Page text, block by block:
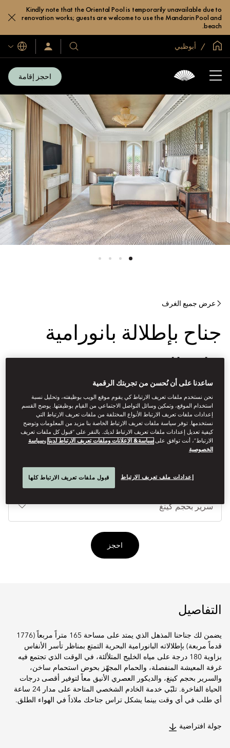
Kindly note that the Oriental Pool is temporarily unavailable due to
renovation works; guests are welcome to use the Mandarin Pool and
beach.
الصفحة الرئيسية العالمية
أبوظبي
فنادقنا
ومنتجعاتنا
سجّل
الدخول/
اللغات
احجز إقامة
عرض جميع الغرف
جناح بإطلالة بانورامية
على البحر
يوفر هذا الجناح الخاص، الذي يُعدّ أحد أفخم أماكن الإقامة في الإمارات،
إطلالات على البحر تحبس الأنفاس بزاوية 180 درجة، وجاكوزي، وخدمة
الخادم الشخصي المتاحة على مدار 24 ساعة. استمتع بامتيازات حصرية،
تشمل إفطاراً يومياً مجانياً مع الشمبانيا، وشاي بعد الظهر، ومُقبّلاتٍ
مسائية.
احجز
التفاصيل
يضمن لك جناحنا المذهل الذي يمتد على مساحة 165 متراً مربعاً (1776
قدماً مربعة) بإطلالاته البانورامية البحرية التمتع بمناظر تأسر الأنفاس
بزاوية 180 درجة على مياه الخليج المتلألئة، في الوقت الذي تجتمع فيه
غرفة المعيشة المنفصلة، والحمام المجهّز بحوض استحمام ساخن،
والسرير بحجم كينغ، والديكور العصري الأنيق معاً لتوفير أقصى درجات
الحياة الفاخرة. تلبّي خدمة الخادم الشخصي المتاحة على مدار 24 ساعة
أي طلب في أي وقت بينما يشكل تراس جناحك ملاذاً في الهواء الطلق.
جولة افتراضية
ساعدنا على أن نُحسن من تجربتك الرقمية
نحن نستخدم ملفات تعريف الارتباط كي يقوم موقع الويب بوظيفته، وتحليل نسبة
استخدام الموقع، وتمكين وسائل التواصل الاجتماعي من القيام بوظيفتها. يوضح القسم
إعدادات ملفات تعريف الارتباط الأنواع المختلفة من ملفات تعريف الارتباط التي
نستخدمها. توفر سياسة ملفات تعريف الارتباط الخاصة بنا مزيد من المعلومات وتوضح
كيفية تعديل إعدادات ملفات تعريف الارتباط لديك. بالنقر على “قبول كل ملفات تعريف
الارتباط”، أنت توافق علىسياسة& الإعلانات وملفات تعريف الارتباط لدينا وسياسة
الخصوصية
إعدادات ملف تعريف الارتباط قبول ملفات تعريف الارتباط كلها